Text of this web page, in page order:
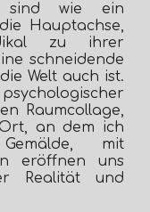
sind wie ein
Hauptachse,
zu ihrer
schneidende
Welt auch ist.
Raumcollage,
an dem ich
mit
eröffnen uns
Realität und